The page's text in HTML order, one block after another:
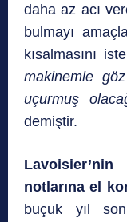
daha az acı
bulmayı
kısalmasını
makinemle
uçurmuş
demiştir.
notlarına el
buçuk yıl